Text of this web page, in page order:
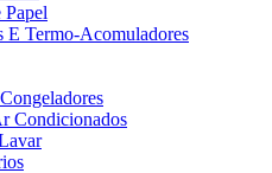
Papel
E Termo-Acomuladores
Condicionados